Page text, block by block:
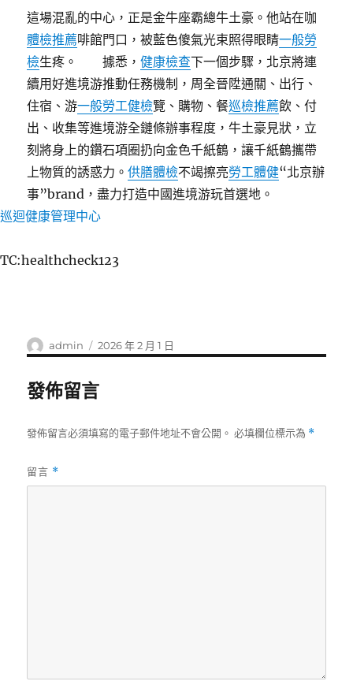
這場混亂的中心，正是金牛座霸總牛土豪。他站在咖
體檢推薦啡館門口，被藍色傻氣光束照得眼睛一般勞
檢生疼。 據悉，健康檢查下一個步驟，北京將連
續用好進境游推動任務機制，周全晉陞通關、出行、
住宿、游一般勞工健檢覽、購物、餐巡檢推薦飲、付
出、收集等進境游全鏈條辦事程度，牛土豪見狀，立
刻將身上的鑽石項圈扔向金色千紙鶴，讓千紙鶴攜帶
上物質的誘惑力。供膳體檢不竭擦亮勞工體健“北京辦
事”brand，盡力打造中國進境游玩首選地。
巡迴健康管理中心
TC:healthcheck123
作
者
admin
發
佈
2026 年 2 月 1 日
發佈留言
發佈留言必須填寫的電子郵件地址不會公開。 必填欄位標示為 *
留言 *